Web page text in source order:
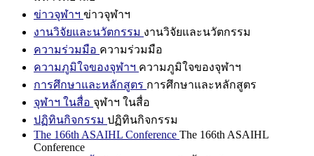
ข่าวจุฬาฯ ข่าวจุฬาฯ
งานวิจัยและนวัตกรรม งานวิจัยและนวัตกรรม
ความร่วมมือ ความร่วมมือ
ความภูมิใจของจุฬาฯ ความภูมิใจของจุฬาฯ
การศึกษาและหลักสูตร การศึกษาและหลักสูตร
จุฬาฯ ในสื่อ จุฬาฯ ในสื่อ
ปฏิทินกิจกรรม ปฏิทินกิจกรรม
The 166th ASAIHL Conference The 166th ASAIHL
Conference